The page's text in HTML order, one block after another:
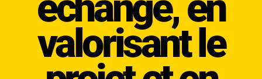
valorisant le